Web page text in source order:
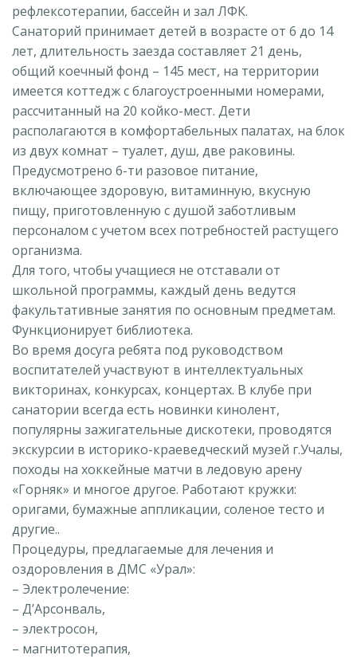
рефлексотерапии, бассейн и зал ЛФК.
Санаторий принимает детей в возрасте от 6 до 14
лет, длительность заезда составляет 21 день,
общий коечный фонд – 145 мест, на территории
имеется коттедж с благоустроенными номерами,
рассчитанный на 20 койко-мест. Дети
располагаются в комфортабельных палатах, на блок
из двух комнат – туалет, душ, две раковины.
Предусмотрено 6-ти разовое питание,
включающее здоровую, витаминную, вкусную
пищу, приготовленную с душой заботливым
персоналом с учетом всех потребностей растущего
организма.
Для того, чтобы учащиеся не отставали от
школьной программы, каждый день ведутся
факультативные занятия по основным предметам.
Функционирует библиотека.
Во время досуга ребята под руководством
воспитателей участвуют в интеллектуальных
викторинах, конкурсах, концертах. В клубе при
санатории всегда есть новинки кинолент,
популярны зажигательные дискотеки, проводятся
экскурсии в историко-краеведческий музей г.Учалы,
походы на хоккейные матчи в ледовую арену
«Горняк» и многое другое. Работают кружки:
оригами, бумажные аппликации, соленое тесто и
другие..
Процедуры, предлагаемые для лечения и
оздоровления в ДМС «Урал»:
– Электролечение:
– Д’Арсонваль,
– электросон,
– магнитотерапия,